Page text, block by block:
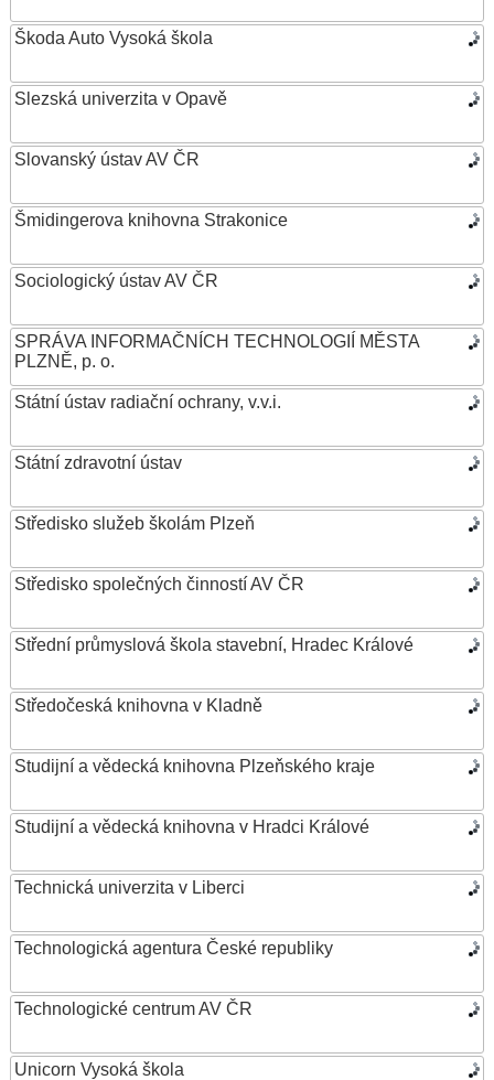
Škoda Auto Vysoká škola
Slezská univerzita v Opavě
Slovanský ústav AV ČR
Šmidingerova knihovna Strakonice
Sociologický ústav AV ČR
SPRÁVA INFORMAČNÍCH TECHNOLOGIÍ MĚSTA
PLZNĚ, p. o.
Státní ústav radiační ochrany, v.v.i.
Státní zdravotní ústav
Středisko služeb školám Plzeň
Středisko společných činností AV ČR
Střední průmyslová škola stavební, Hradec Králové
Středočeská knihovna v Kladně
Studijní a vědecká knihovna Plzeňského kraje
Studijní a vědecká knihovna v Hradci Králové
Technická univerzita v Liberci
Technologická agentura České republiky
Technologické centrum AV ČR
Unicorn Vysoká škola